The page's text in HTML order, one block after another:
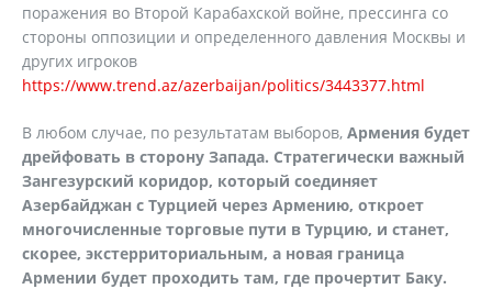
поражения во Второй Карабахской войне, прессинга со
стороны оппозиции и определенного давления Москвы и
других игроков
https://www.trend.az/azerbaijan/politics/3443377.html
В любом случае, по результатам выборов, Армения будет
дрейфовать в сторону Запада. Стратегически важный
Зангезурский коридор, который соединяет
Азербайджан с Турцией через Армению, откроет
многочисленные торговые пути в Турцию, и станет,
скорее, экстерриториальным, а новая граница
Армении будет проходить там, где прочертит Баку.